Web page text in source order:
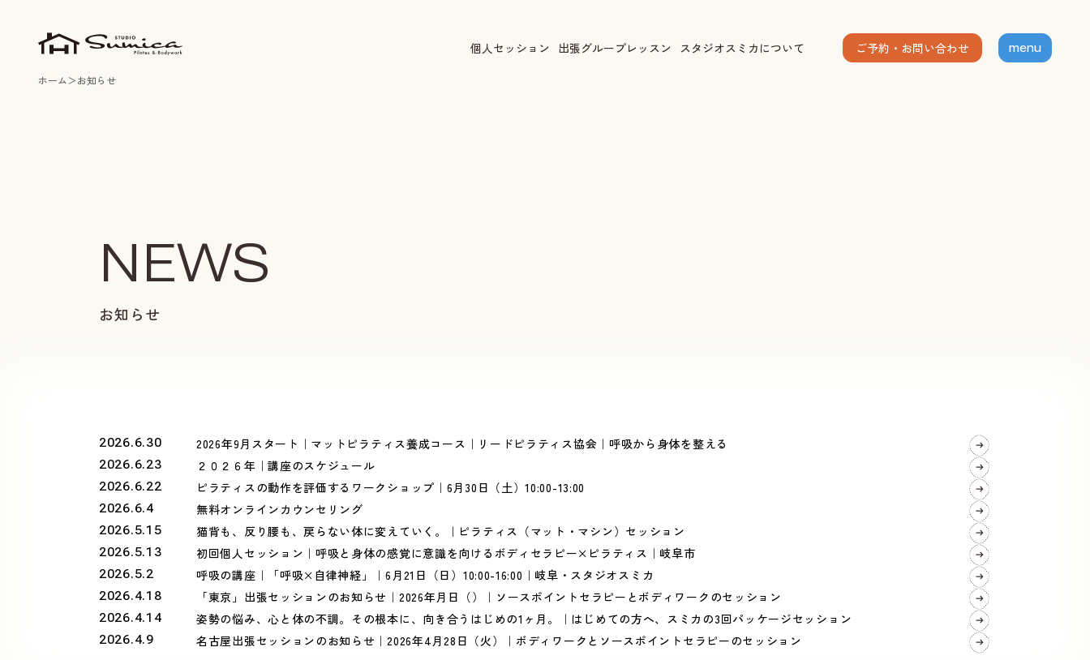
個人セッション 出張グループレッスン スタジオスミカについて ご予約・お問い合わせ menu
LINE
ホーム お知らせ
お知らせ
2026.6.30 2026年9月スタート｜マットピラティス養成コース｜リードピラティス協会｜呼吸から身体を整える
2026.6.23 ２０２６年｜講座のスケジュール
2026.6.22 ピラティスの動作を評価するワークショップ｜6月30日（土）10:00-13:00
2026.6.4 無料オンラインカウンセリング
2026.5.15 猫背も、反り腰も、戻らない体に変えていく。｜ピラティス（マット・マシン）セッション
2026.5.13 初回個人セッション｜呼吸と身体の感覚に意識を向けるボディセラピー×ピラティス｜岐阜市
2026.5.2 呼吸の講座｜「呼吸×自律神経」｜6月21日（日）10:00-16:00｜岐阜・スタジオスミカ
2026.4.18 「東京」出張セッションのお知らせ｜2026年月日（）｜ソースポイントセラピーとボディワークのセッション
2026.4.14 姿勢の悩み、心と体の不調。その根本に、向き合うはじめの1ヶ月。｜はじめての方へ、スミカの3回パッケージセッション
2026.4.9 名古屋出張セッションのお知らせ｜2026年4月28日（火）｜ボディワークとソースポイントセラピーのセッション